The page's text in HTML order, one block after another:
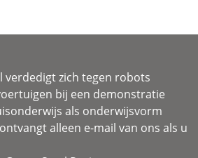
verdedigt zich tegen robots
bij een demonstratie
als onderwijsvorm
alleen e-mail van ons als u